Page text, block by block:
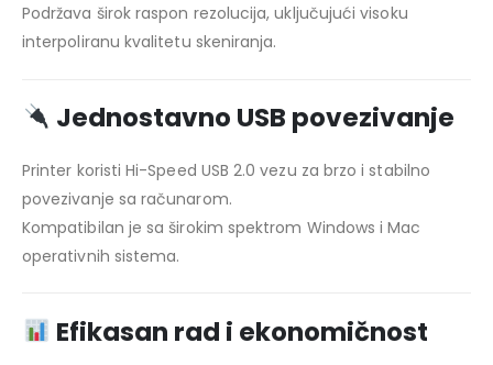
Podržava širok raspon rezolucija, uključujući visoku
interpoliranu kvalitetu skeniranja.
Jednostavno USB povezivanje
Printer koristi Hi-Speed USB 2.0 vezu za brzo i stabilno
povezivanje sa računarom.
Kompatibilan je sa širokim spektrom Windows i Mac
operativnih sistema.
Efikasan rad i ekonomičnost